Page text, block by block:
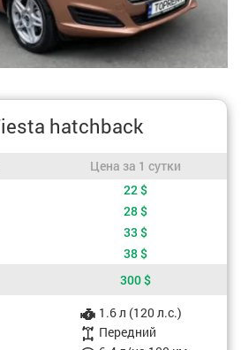
hatchback
сутки
Цена за 1 сутки
от периода аренды22$
28$
33 $
38$
300$
1.6 л (120 л.с.)
Передний